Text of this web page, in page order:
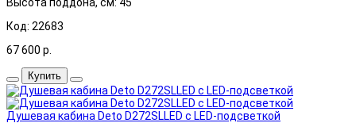
Код: 22683
67 600 р.
Купить
Душевая кабина Deto D272SLLED с LED-подсветкой